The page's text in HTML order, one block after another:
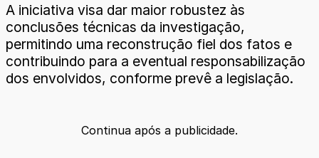
A iniciativa visa dar maior robustez às
conclusões técnicas da investigação,
permitindo uma reconstrução fiel dos fatos e
contribuindo para a eventual responsabilização
dos envolvidos, conforme prevê a legislação.
Continua após a publicidade.